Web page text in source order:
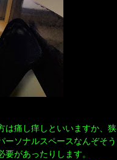
は痛し痒しといいますか、狭
ーソナルスペースなんぞそう
があったりします。